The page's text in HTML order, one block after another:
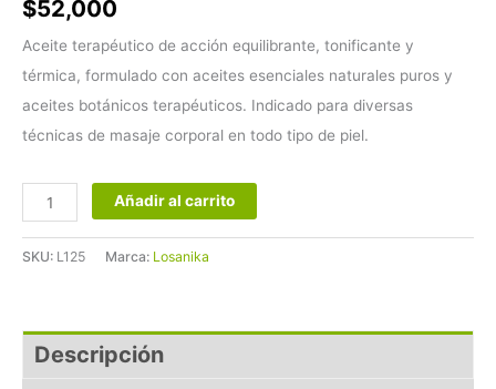
$52,000
Aceite terapéutico de acción equilibrante, tonificante y
térmica, formulado con aceites esenciales naturales puros y
aceites botánicos terapéuticos. Indicado para diversas
técnicas de masaje corporal en todo tipo de piel.
Añadir al carrito
SKU: L125 Marca: Losanika
Descripción